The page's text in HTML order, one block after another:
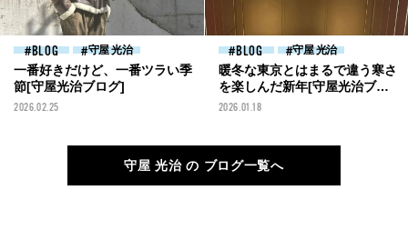
BLOG 守屋 光治
一番好きだけど、一番ツラい季
節[守屋光治ブログ]
2026.02.25
BLOG 守屋 光治
暖冬な東京とはまるで違う寒さ
を楽しんだ新年[守屋光治ブロ
グ]
2026.01.18
守屋 光治 の ブログ一覧へ